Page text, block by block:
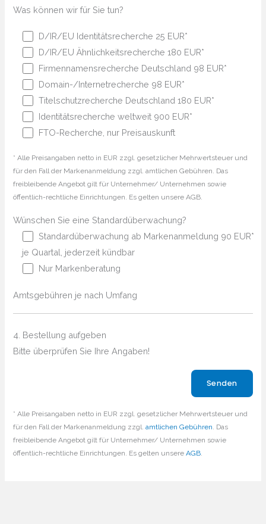
Was können wir für Sie tun?
D/IR/EU Identitätsrecherche 25 EUR*
D/IR/EU Ähnlichkeitsrecherche 180 EUR*
Firmennamensrecherche Deutschland 98 EUR*
Domain-/Internetrecherche 98 EUR*
Titelschutzrecherche Deutschland 180 EUR*
Identitätsrecherche weltweit 900 EUR*
FTO-Recherche, nur Preisauskunft
* Alle Preisangaben netto in EUR zzgl. gesetzlicher Mehrwertsteuer und
für den Fall der Markenanmeldung zzgl. amtlichen Gebühren. Das
freibleibende Angebot gilt für Unternehmer/ Unternehmen sowie
öffentlich-rechtliche Einrichtungen. Es gelten unsere AGB.
Wünschen Sie eine Standardüberwachung?
Standardüberwachung ab Markenanmeldung 90 EUR*
je Quartal, jederzeit kündbar
Nur Markenberatung
Amtsgebühren je nach Umfang
4. Bestellung aufgeben
Bitte überprüfen Sie Ihre Angaben!
* Alle Preisangaben netto in EUR zzgl. gesetzlicher Mehrwertsteuer und
für den Fall der Markenanmeldung zzgl.amtlichen Gebühren. Das
freibleibende Angebot gilt für Unternehmer/ Unternehmen sowie
öffentlich-rechtliche Einrichtungen. Es gelten unsereAGB.